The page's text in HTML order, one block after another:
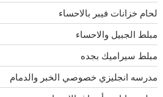
لحام خزانات فيبر بالاحساء
مبلط الجبيل والاحساء
مبلط سيراميك بجده
مدرسه انجليزي خصوصي الخبر والدمام